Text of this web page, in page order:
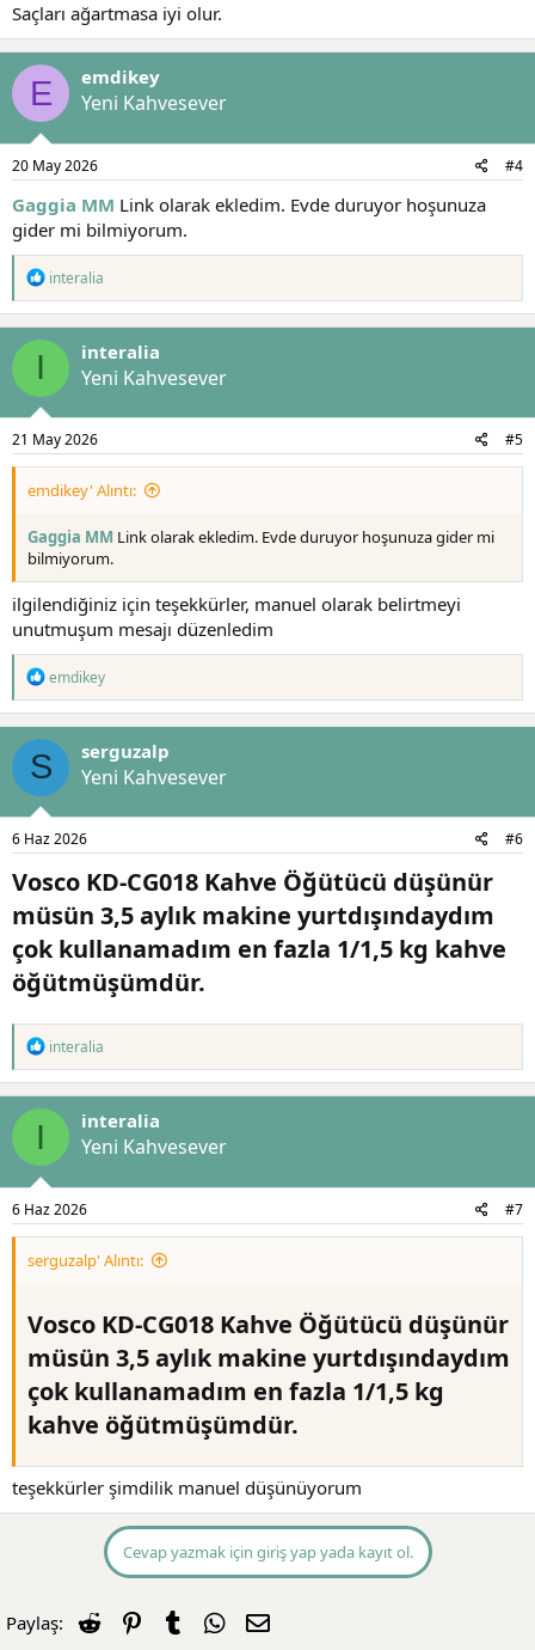
Saçları ağartmasa iyi olur.
E emdikey
Yeni Kahvesever
20 May 2026 #4
Gaggia MM Link olarak ekledim. Evde duruyor hoşunuza
gider mi bilmiyorum.
T
p
k
e
r
interalia
I interalia
Yeni Kahvesever
21 May 2026 #5
emdikey' Alıntı:
Gaggia MM Link olarak ekledim. Evde duruyor hoşunuza gider mi
bilmiyorum.
ilgilendiğiniz için teşekkürler, manuel olarak belirtmeyi
unutmuşum mesajı düzenledim
T
p
k
i
l
e
r
emdikey
S serguzalp
Yeni Kahvesever
6 Haz 2026 #6
Vosco KD-CG018 Kahve Öğütücü düşünür
müsün 3,5 aylık makine yurtdışındaydım
çok kullanamadım en fazla 1/1,5 kg kahve
öğütmüşümdür.​
T
e
p
k
e
r
interalia
I interalia
Yeni Kahvesever
6 Haz 2026 #7
serguzalp' Alıntı:
Vosco KD-CG018 Kahve Öğütücü düşünür
müsün 3,5 aylık makine yurtdışındaydım
çok kullanamadım en fazla 1/1,5 kg
kahve öğütmüşümdür.​
teşekkürler şimdilik manuel düşünüyorum
Cevap yazmak için giriş yap yada kayıt ol.
Paylaş: Reddit PinterestTumblrWhatsApp